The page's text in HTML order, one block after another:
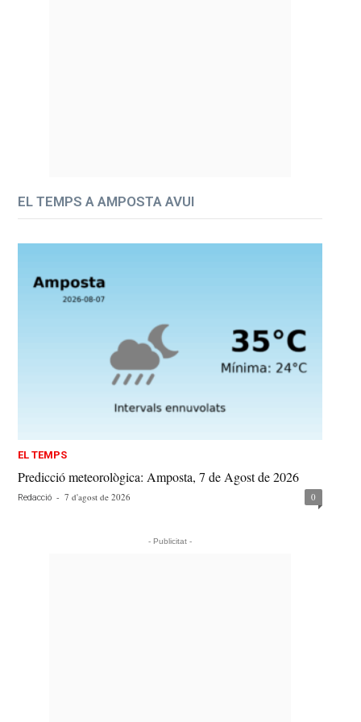
EL TEMPS A AMPOSTA AVUI
EL TEMPS
Predicció meteorològica: Amposta, 7 de Agost de 2026
Redacció - 7 d'agost de 2026 0
- Publicitat -